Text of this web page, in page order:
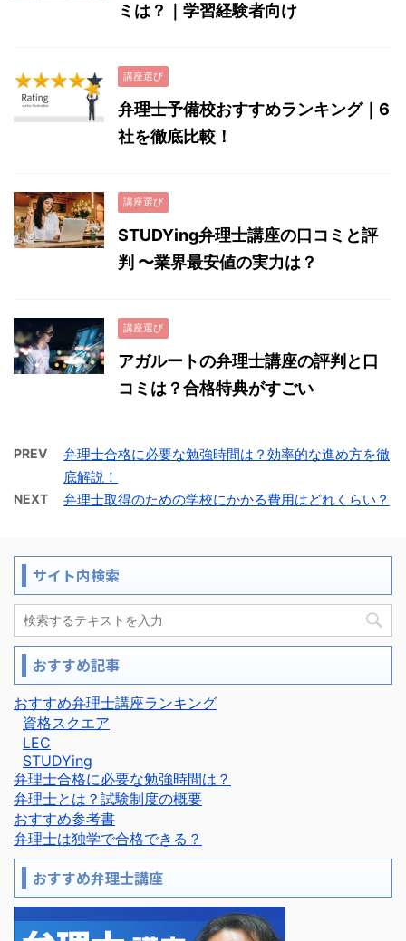
ミは？｜学習経験者向け
講座選び
弁理士予備校おすすめランキング｜6
社を徹底比較！
講座選び
STUDYing弁理士講座の口コミと評
判 〜業界最安値の実力は？
講座選び
アガルートの弁理士講座の評判と口
コミは？合格特典がすごい
PREV
弁理士合格に必要な勉強時間は？効率的な進め方を徹
底解説！
NEXT 弁理士取得のための学校にかかる費用はどれくらい？
サイト内検索
おすすめ記事
おすすめ弁理士講座ランキング
資格スクエア
LEC
STUDYing
弁理士合格に必要な勉強時間は？
弁理士とは？試験制度の概要
おすすめ参考書
弁理士は独学で合格できる？
おすすめ弁理士講座